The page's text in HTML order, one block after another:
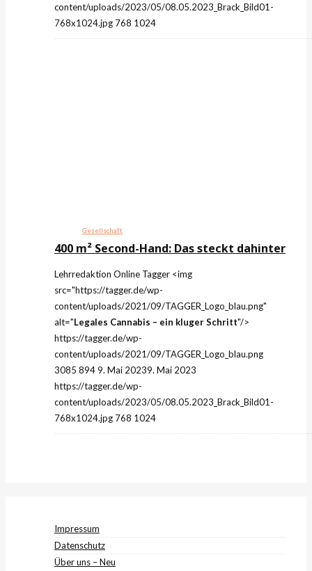
content/uploads/2023/05/08.05.2023_Brack_Bild01-
768x1024.jpg 768 1024
Gesellschaft
400 m² Second-Hand: Das steckt dahinter
Lehrredaktion Online Tagger <img
src="https://tagger.de/wp-
content/uploads/2021/09/TAGGER_Logo_blau.png"
alt="Legales Cannabis – ein kluger Schritt"/>
https://tagger.de/wp-
content/uploads/2021/09/TAGGER_Logo_blau.png
3085 8949. Mai 20239. Mai 2023
https://tagger.de/wp-
content/uploads/2023/05/08.05.2023_Brack_Bild01-
768x1024.jpg 768 1024
Impressum
Datenschutz
Über uns – Neu